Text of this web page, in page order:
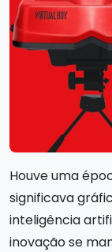
Houve uma
significava
inteligência
inovação se